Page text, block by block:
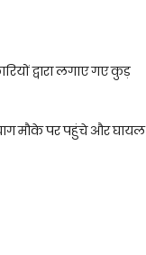
द्वारा लगाए गए कुड़
मौके पर पहुंचे और घायल